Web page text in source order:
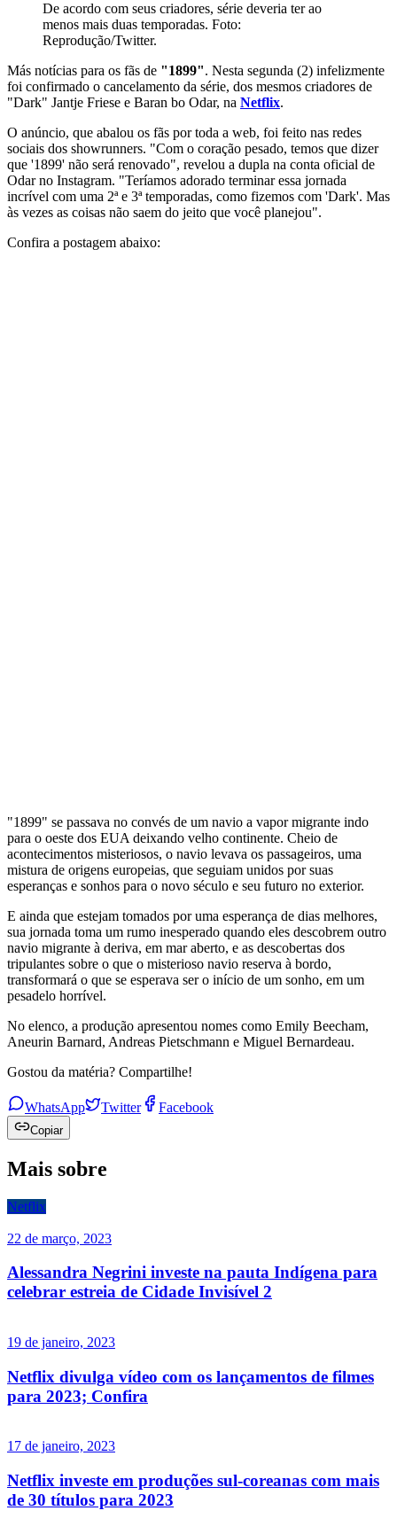
De acordo com seus criadores, série deveria ter ao
menos mais duas temporadas. Foto:
Reprodução/Twitter.
Más notícias para os fãs de "1899". Nesta segunda (2) infelizmente
foi confirmado o cancelamento da série, dos mesmos criadores de
"Dark" Jantje Friese e Baran bo Odar, na Netflix.
O anúncio, que abalou os fãs por toda a web, foi feito nas redes
sociais dos showrunners. "Com o coração pesado, temos que dizer
que '1899' não será renovado", revelou a dupla na conta oficial de
Odar no Instagram. "Teríamos adorado terminar essa jornada
incrível com uma 2ª e 3ª temporadas, como fizemos com 'Dark'. Mas
às vezes as coisas não saem do jeito que você planejou".
Confira a postagem abaixo:
"1899" se passava no convés de um navio a vapor migrante indo
para o oeste dos EUA deixando velho continente. Cheio de
acontecimentos misteriosos, o navio levava os passageiros, uma
mistura de origens europeias, que seguiam unidos por suas
esperanças e sonhos para o novo século e seu futuro no exterior.
E ainda que estejam tomados por uma esperança de dias melhores,
sua jornada toma um rumo inesperado quando eles descobrem outro
navio migrante à deriva, em mar aberto, e as descobertas dos
tripulantes sobre o que o misterioso navio reserva à bordo,
transformará o que se esperava ser o início de um sonho, em um
pesadelo horrível.
No elenco, a produção apresentou nomes como Emily Beecham,
Aneurin Barnard, Andreas Pietschmann e Miguel Bernardeau.
Gostou da matéria? Compartilhe!
WhatsApp Twitter Facebook
Copiar
Mais sobre
Netflix
22 de março, 2023
Alessandra Negrini investe na pauta Indígena para
celebrar estreia de Cidade Invisível 2
19 de janeiro, 2023
Netflix divulga vídeo com os lançamentos de filmes
para 2023; Confira
17 de janeiro, 2023
Netflix investe em produções sul-coreanas com mais
de 30 títulos para 2023